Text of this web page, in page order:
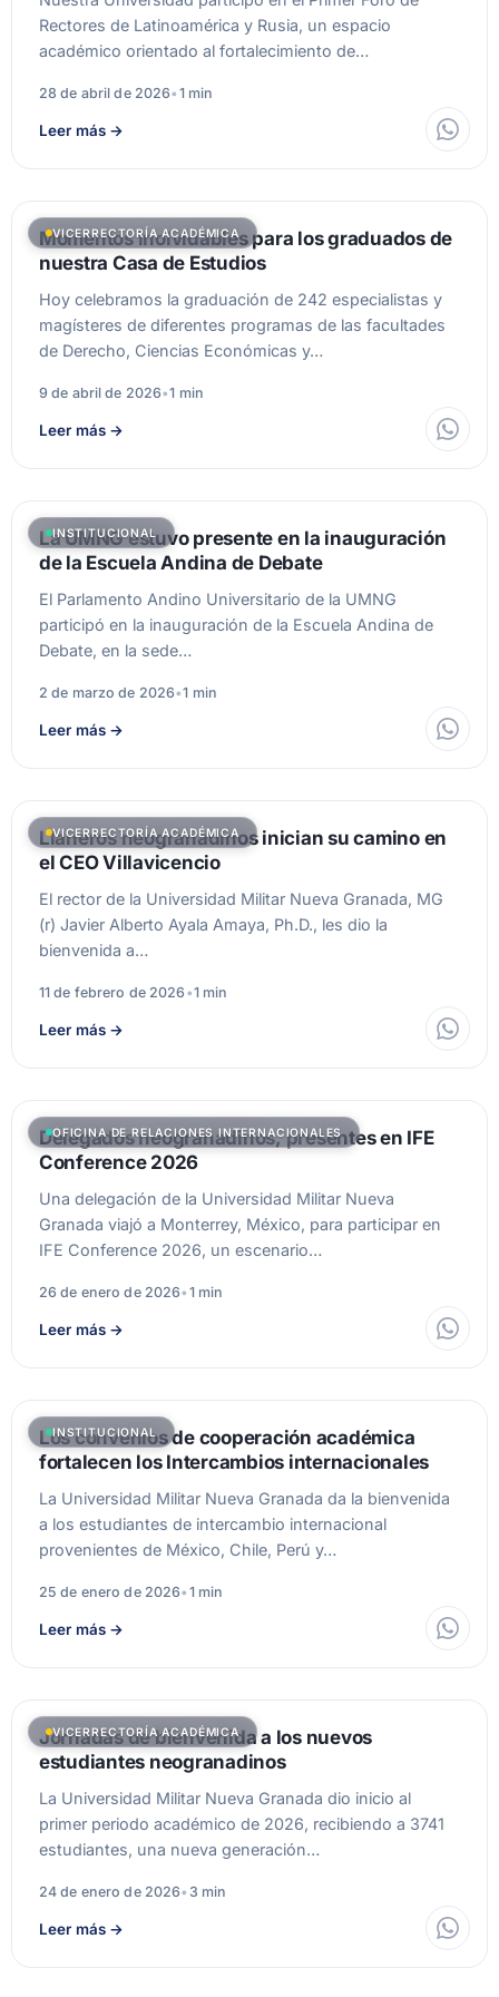
Rectores de Latinoamérica y Rusia, un espacio
académico orientado al fortalecimiento de…
28 de abril de 2026• 1 min
Leer más →
VICERRECTORÍA ACADÉMICA
Momentos inolvidables para los graduados de
nuestra Casa de Estudios
Hoy celebramos la graduación de 242 especialistas y
magísteres de diferentes programas de las facultades
de Derecho, Ciencias Económicas y…
9 de abril de 2026•1 min
Leer más →
INSTITUCIONAL
La UMNG estuvo presente en la inauguración
de la Escuela Andina de Debate
El Parlamento Andino Universitario de la UMNG
participó en la inauguración de la Escuela Andina de
Debate, en la sede…
2 de marzo de 2026•1 min
Leer más →
VICERRECTORÍA ACADÉMICA
Llaneros neogranadinos inician su camino en
el CEO Villavicencio
El rector de la Universidad Militar Nueva Granada, MG
(r) Javier Alberto Ayala Amaya, Ph.D., les dio la
bienvenida a…
11 de febrero de 2026 •1 min
Leer más →
OFICINA DE RELACIONES INTERNACIONALES
Delegados neogranadinos, presentes en IFE
Conference 2026
Una delegación de la Universidad Militar Nueva
Granada viajó a Monterrey, México, para participar en
IFE Conference 2026, un escenario…
26 de enero de 2026• 1 min
Leer más →
INSTITUCIONAL
Los convenios de cooperación académica
fortalecen los Intercambios internacionales
La Universidad Militar Nueva Granada da la bienvenida
a los estudiantes de intercambio internacional
provenientes de México, Chile, Perú y…
25 de enero de 2026• 1 min
Leer más →
VICERRECTORÍA ACADÉMICA
Jornadas de bienvenida a los nuevos
estudiantes neogranadinos
La Universidad Militar Nueva Granada dio inicio al
primer periodo académico de 2026, recibiendo a 3741
estudiantes, una nueva generación…
24 de enero de 2026• 3 min
Leer más →